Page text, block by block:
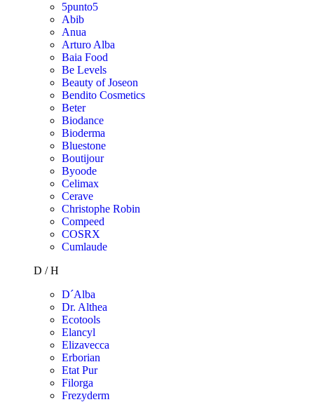
5punto5
Abib
Anua
Arturo Alba
Baia Food
Be Levels
Beauty of Joseon
Bendito Cosmetics
Beter
Biodance
Bioderma
Bluestone
Boutijour
Byoode
Celimax
Cerave
Christophe Robin
Compeed
COSRX
Cumlaude
D / H
D´Alba
Dr. Althea
Ecotools
Elancyl
Elizavecca
Erborian
Etat Pur
Filorga
Frezyderm